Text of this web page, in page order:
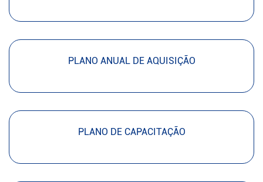
PLANO ANUAL DE AQUISIÇÃO
PLANO DE CAPACITAÇÃO